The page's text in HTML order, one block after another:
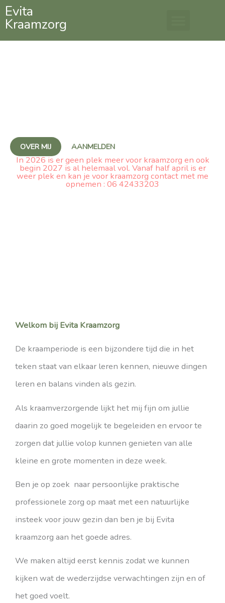
Ga
naar
de
Evita
Kraamzorg
OVER MIJ AANMELDEN
In 2026 is er geen plek meer voor kraamzorg en ook
begin 2027 is al helemaal vol. Vanaf half april is er
weer plek en kan je voor kraamzorg contact met me
opnemen : 06 42433203
Welkom bij Evita Kraamzorg
De kraamperiode is een bijzondere tijd die in het
teken staat van elkaar leren kennen, nieuwe dingen
leren en balans vinden als gezin.
Als kraamverzorgende lijkt het mij fijn om jullie
daarin zo goed mogelijk te begeleiden en ervoor te
zorgen dat jullie volop kunnen genieten van alle
kleine en grote momenten in deze week.
Ben je op zoek naar persoonlijke praktische
professionele zorg op maat met een natuurlijke
insteek voor jouw gezin dan ben je bij Evita
kraamzorg aan het goede adres.
We maken altijd eerst kennis zodat we kunnen
kijken wat de wederzijdse verwachtingen zijn en of
het goed voelt.